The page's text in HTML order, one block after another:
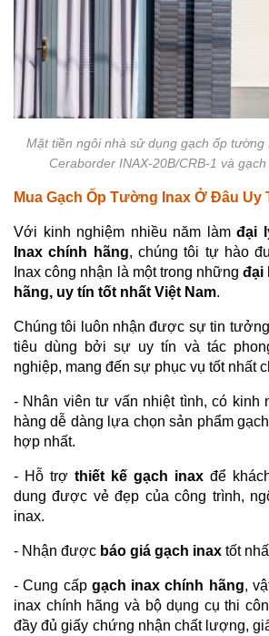
Mặt tiền ngôi nhà sử dụng gạch ốp tường
Ceraborder INAX-20B/CRB-1 và
Mua Gạch Ốp Tường Inax Ở Đâu Uy
Với kinh nghiệm nhiều năm làm đại
Inax chính hãng, chúng tôi tự hào
Inax công nhận là một trong nhữngđại
hãng, uy tín tốt nhất Việt Nam.
Chúng tôi luôn nhận được sự tin
tiêu dùng bởi sự uy tín và tác
nghiệp, mang đến sự phục vụ tốt nhất
- Nhân viên tư vấn nhiệt tình, có kinh
hàng dễ dàng lựa chọn sản phẩm
hợp nhất.
- Hỗ trợ thiết kế gạch inax để
dung được vẻ đẹp của công trình,
inax.
- Nhận được báo giá gạch inax tốt
- Cung cấp gạch inax chính hãng,
inax chính hãng và bộ dụng cụ thi
đầy đủ giấy chứng nhận chất lượng,